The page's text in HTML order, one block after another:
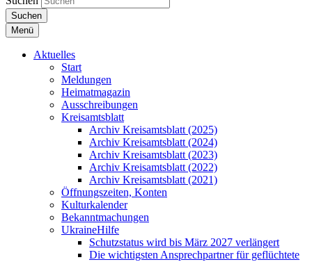
Suchen
Menü
Aktuelles
Start
Meldungen
Heimatmagazin
Ausschreibungen
Kreisamtsblatt
Archiv Kreisamtsblatt (2025)
Archiv Kreisamtsblatt (2024)
Archiv Kreisamtsblatt (2023)
Archiv Kreisamtsblatt (2022)
Archiv Kreisamtsblatt (2021)
Öffnungszeiten, Konten
Kulturkalender
Bekanntmachungen
UkraineHilfe
Schutzstatus wird bis März 2027 verlängert
Die wichtigsten Ansprechpartner für geflüchtete